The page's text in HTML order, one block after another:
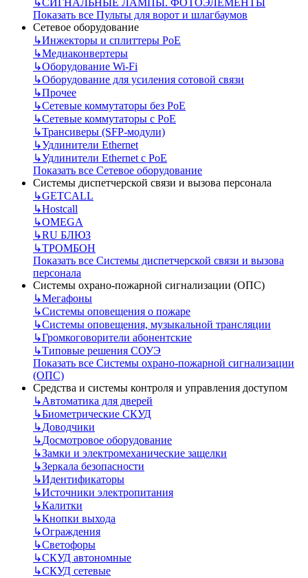
↳СИГНАЛЬНЫЕ ЛАМПЫ. ФОТОЭЛЕМЕНТЫ
Показать все Пульты для ворот и шлагбаумов
Сетевое оборудование
↳Инжекторы и сплиттеры РоЕ
↳Медиаконвертеры
↳Оборудование Wi-Fi
↳Оборудование для усиления сотовой связи
↳Прочее
↳Сетевые коммутаторы без РоЕ
↳Сетевые коммутаторы с РоЕ
↳Трансиверы (SFP-модули)
↳Удлинители Ethernet
↳Удлинители Ethernet с PoE
Показать все Сетевое оборудование
Системы диспетчерской связи и вызова персонала
↳GETCALL
↳Hostcall
↳OMEGA
↳RU БЛЮЗ
↳ТРОМБОН
Показать все Системы диспетчерской связи и вызова
персонала
Системы охрано-пожарной сигнализации (ОПС)
↳Мегафоны
↳Системы оповещения о пожаре
↳Системы оповещения, музыкальной трансляции
↳Громкоговорители абонентские
↳Типовые решения СОУЭ
Показать все Системы охрано-пожарной сигнализации
(ОПС)
Средства и системы контроля и управления доступом
↳Автоматика для дверей
↳Биометрические СКУД
↳Доводчики
↳Досмотровое оборудование
↳Замки и электромеханические защелки
↳Зеркала безопасности
↳Идентификаторы
↳Источники электропитания
↳Калитки
↳Кнопки выхода
↳Ограждения
↳Светофоры
↳СКУД автономные
↳СКУД сетевые